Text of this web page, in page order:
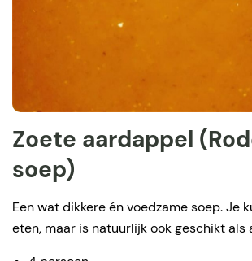
Zoete aardappel
soep)
Een wat dikkere én voedzame soep. Je
eten, maar is natuurlijk ook geschikt als